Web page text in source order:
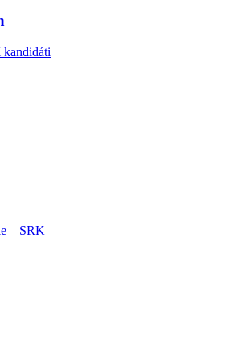
kandidáti
– SRK